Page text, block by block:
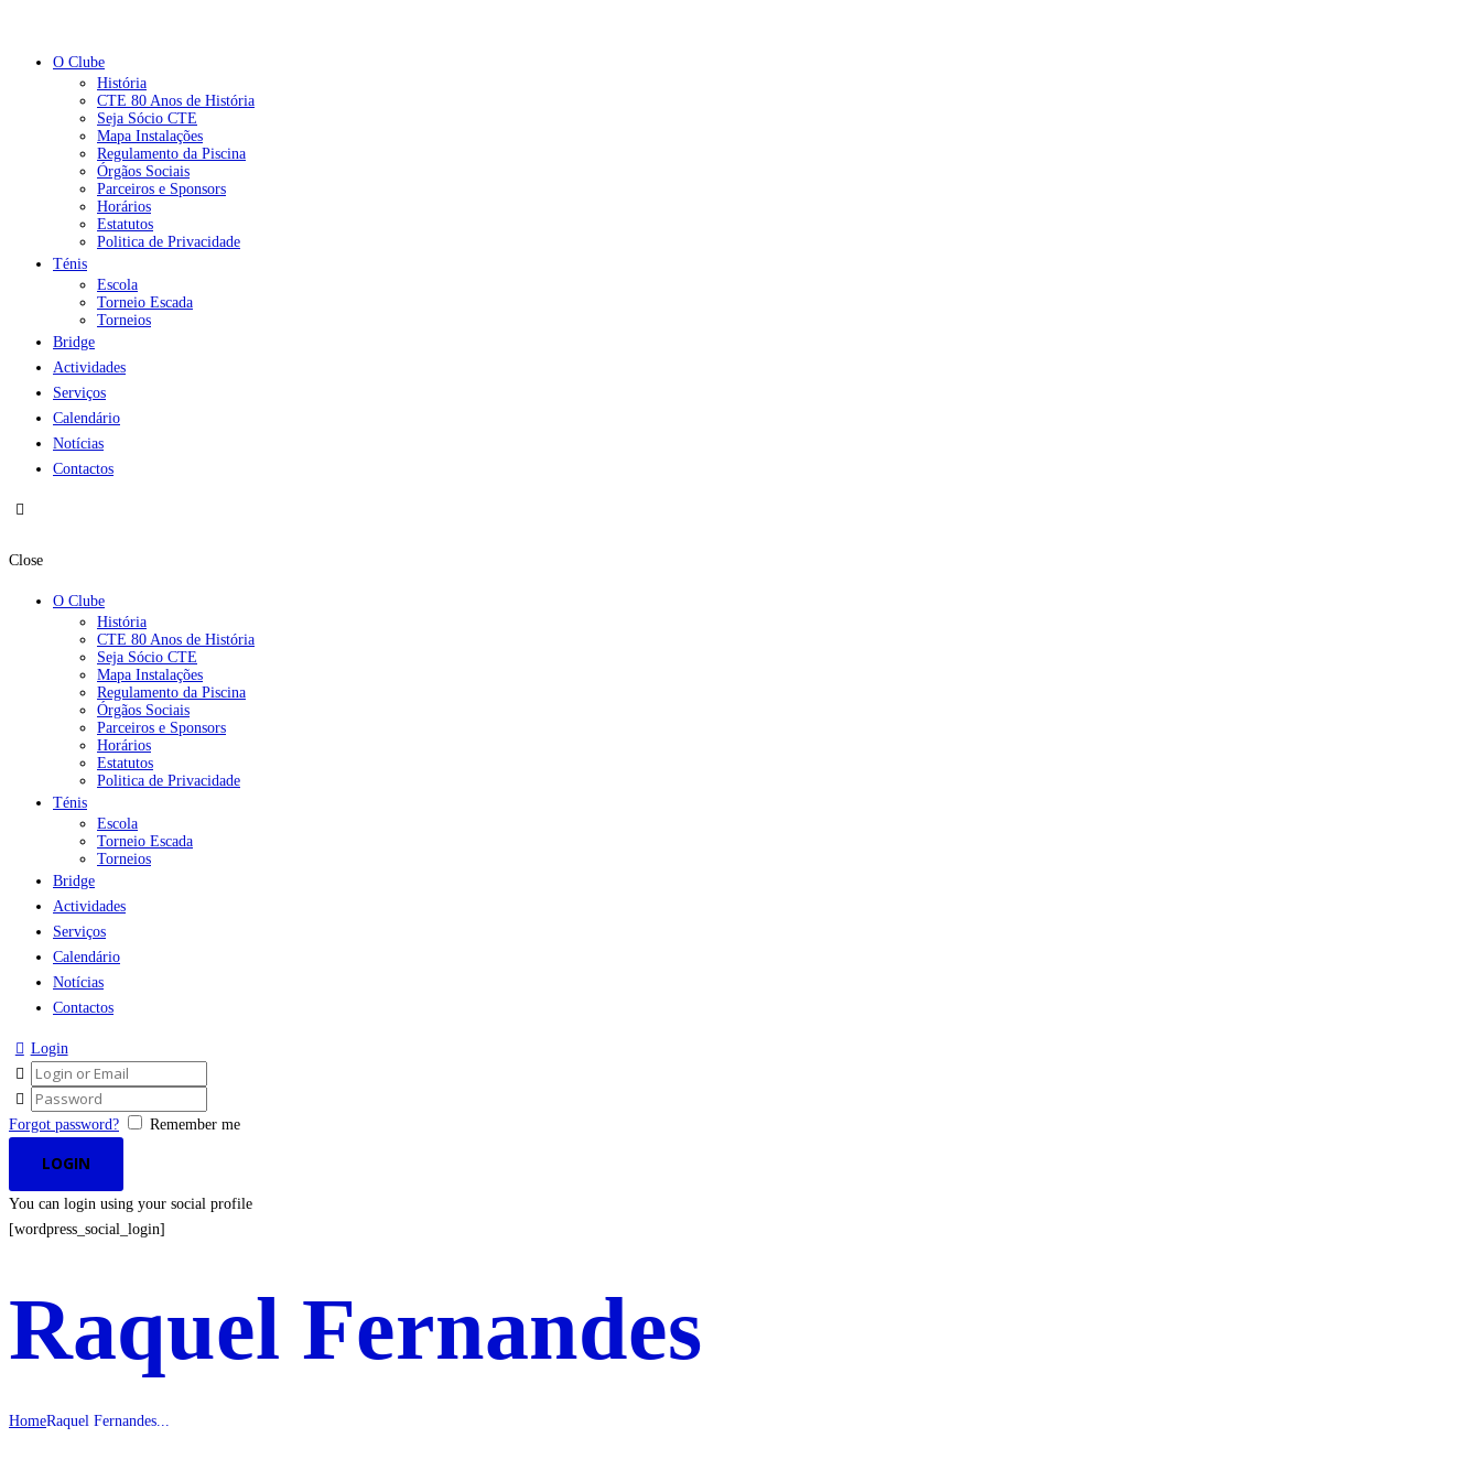
O Clube
História
CTE 80 Anos de História
Seja Sócio CTE
Mapa Instalações
Regulamento da Piscina
Órgãos Sociais
Parceiros e Sponsors
Horários
Estatutos
Politica de Privacidade
Ténis
Escola
Torneio Escada
Torneios
Bridge
Actividades
Serviços
Calendário
Notícias
Contactos
Close
O Clube
História
CTE 80 Anos de História
Seja Sócio CTE
Mapa Instalações
Regulamento da Piscina
Órgãos Sociais
Parceiros e Sponsors
Horários
Estatutos
Politica de Privacidade
Ténis
Escola
Torneio Escada
Torneios
Bridge
Actividades
Serviços
Calendário
Notícias
Contactos
Login
Forgot password? Remember me
You can login using your social profile
[wordpress_social_login]
Raquel Fernandes
HomeRaquel Fernandes...